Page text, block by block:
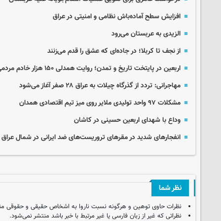
افزایش سطح آماده‌باش نظامی و امنیتی در عراق
الزیدی به عربستان می‌رود
از نجف تا کربلا؛ در جاده‌ای که عشق را قدم می‌زنند
اربعین در پایتخت تاریخ و تمدن؛ روایت همدلی ۱۵۰ هزار خادم مردمی
مهاجرانی: تردد از گذرگاه چیلات به عراق ۲۸ صفر آغاز می‌شود
مشکلات ۹۷ واحد تولیدی ملایر روی میز تیم اقتصادی همدان
وداع با شهدای اربعین حسینی در کاشان
انفجارهای شدید در مقرهای تروریست‌های ضد ایرانی در شمال عراق
نظر شما
نظرات حاوی توهین و هرگونه نسبت ناروا به اشخاص حقیقی و حقوقی
نظراتی که غیر از زبان فارسی یا غیر مرتبط با خبر باشد منتشر نمی‌شود.